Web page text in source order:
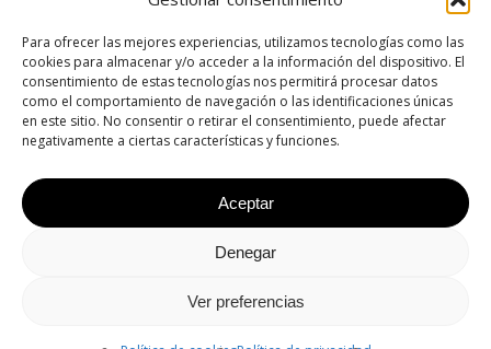
Para ofrecer las mejores experiencias, utilizamos tecnologías como las
cookies para almacenar y/o acceder a la información del dispositivo. El
consentimiento de estas tecnologías nos permitirá procesar datos
como el comportamiento de navegación o las identificaciones únicas
en este sitio. No consentir o retirar el consentimiento, puede afectar
negativamente a ciertas características y funciones.
Aceptar
Denegar
Ver preferencias
C. Calvet 30 3er 1a
08021 Barcelona
T: +34 934 342 138
© 2026 ADDMIRA | 360º Agency Since 2001.
Política de cookies
instagram